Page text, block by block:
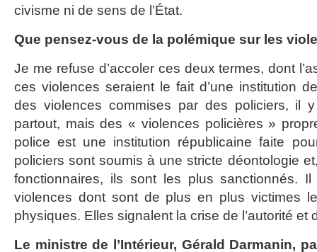
civisme ni de sens de l’État.
Que pensez-vous de la polémique sur les
Je me refuse d’accoler ces deux termes, dont
ces violences seraient le fait d’une institution
des violences commises par des policiers, il
partout, mais des « violences policières »
police est une institution républicaine faite
policiers sont soumis à une stricte déontologie
fonctionnaires, ils sont les plus sanctionnés. Il
violences dont sont de plus en plus victimes
physiques. Elles signalent la crise de l’autorité et
Le ministre de l’Intérieur, Gérald Darmanin,